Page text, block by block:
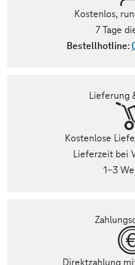
Kostenlos,
7 Tage
Bestellhotline:
Lieferung
Kostenlose
Lieferzeit bei
1-3
Direktzahlung